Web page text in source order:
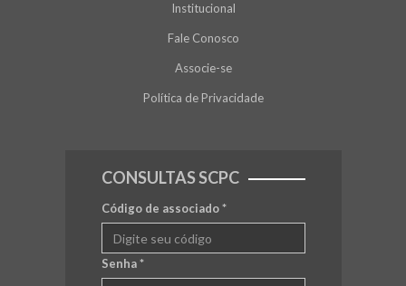
Institucional
Fale Conosco
Associe-se
Política de Privacidade
CONSULTAS SCPC
Código de associado*
Senha*